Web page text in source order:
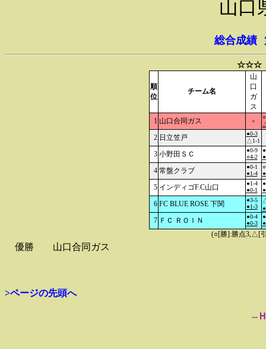
山口
総合成績
☆☆☆
順
位
チーム名
山
口
ガ
ス
1 山口合同ガス ×
2 日立笠戸
●0-3
△1-1
3 小野田ＳＣ
●0-9
○4-2
4 常盤クラブ
●0-1
●1-4
5 インディゴF.C山口
●1-4
●0-1
6 FC BLUE ROSE 下関
●3-5
●1-3
7 ＦＣ ＲＯＩＮ
●0-4
●0-3
(○[勝]:勝点3,△[
優勝 山口合同ガス
>ページの先頭へ
--